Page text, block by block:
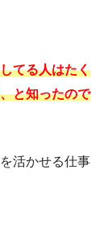
てる人はたく
と知ったので
活かせる仕事